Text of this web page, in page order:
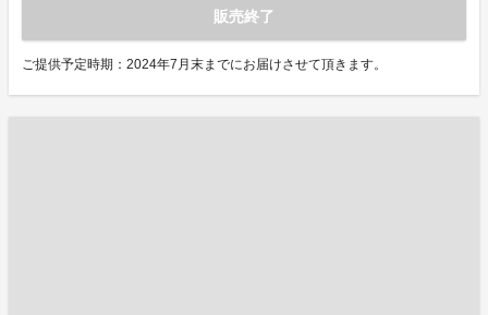
販売終了
ご提供予定時期：2024年7月末までにお届けさせて頂きます。